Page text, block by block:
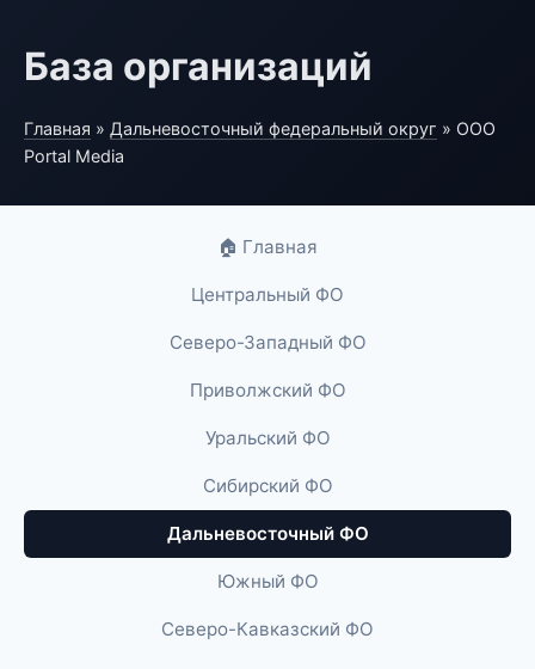
База организаций
Главная » Дальневосточный федеральный округ » ООО
Portal Media
🏠 Главная
Центральный ФО
Северо-Западный ФО
Приволжский ФО
Уральский ФО
Сибирский ФО
Дальневосточный ФО
Южный ФО
Северо-Кавказский ФО